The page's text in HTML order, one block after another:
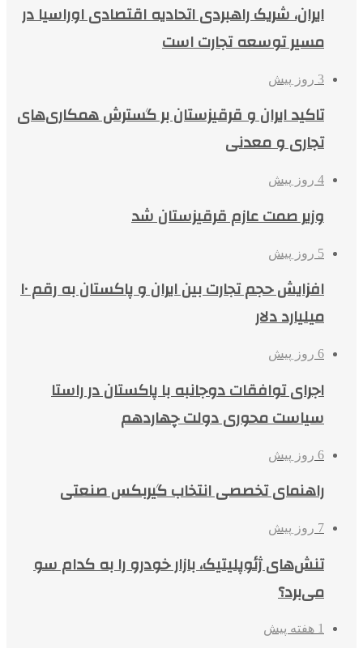
ایران، شریک راهبردی اتحادیه اقتصادی اوراسیا در
مسیر توسعه تجارت است
3 روز پیش
تاکید ایران و قرقیزستان بر گسترش همکاری‌های
تجاری و معدنی
4 روز پیش
وزیر صمت عازم قرقیزستان شد
5 روز پیش
افزایش حجم تجارت بین ایران و پاکستان به رقم ۱۰
میلیارد دلار
6 روز پیش
اجرای توافقات دوجانبه با پاکستان در راستا
سیاست محوری دولت چهاردهم
6 روز پیش
راهنمای تخصصی انتخاب گیربکس صنعتی
7 روز پیش
تنش‌های ژئوپلیتیک، بازار خودرو را به کدام سو
می‌برد؟
1 هفته پیش